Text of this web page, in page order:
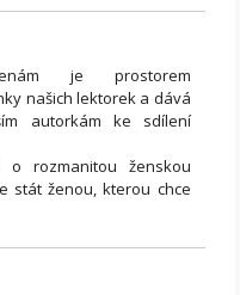
je prostorem
našich lektorek a dává
autorkám ke sdílení
o rozmanitou ženskou
stát ženou, kterou chce